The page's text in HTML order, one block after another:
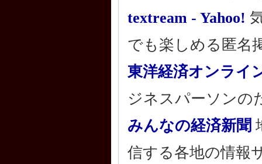
textream - Yahoo!
でも楽しめる匿名
東洋経済オンライ
ジネスパーソンの
みんなの経済新聞
信する各地の情報